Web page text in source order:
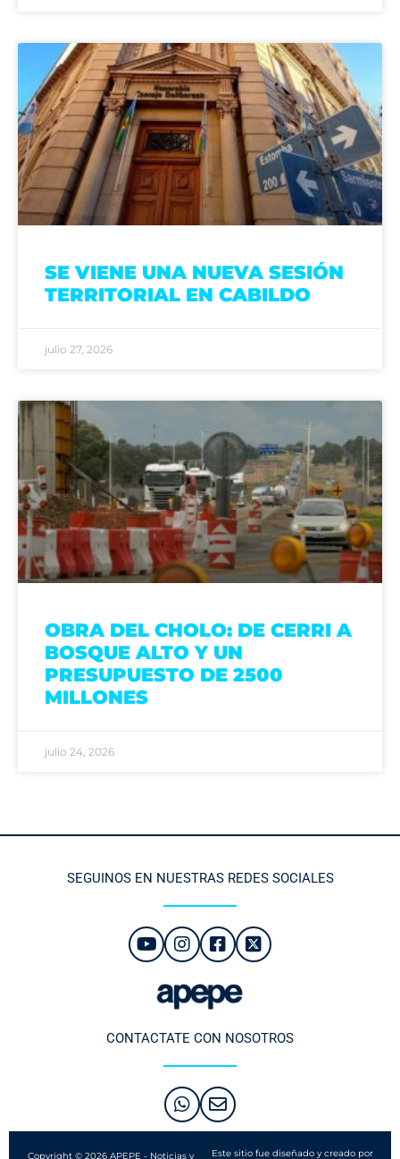
SE VIENE UNA NUEVA SESIÓN
TERRITORIAL EN CABILDO
julio 27, 2026
OBRA DEL CHOLO: DE CERRI A
BOSQUE ALTO Y UN
PRESUPUESTO DE 2500
MILLONES
julio 24, 2026
SEGUINOS EN NUESTRAS REDES SOCIALES
CONTACTATE CON NOSOTROS
Copyright © 2026 APEPE - Noticias y Este sitio fue diseñado y creado por